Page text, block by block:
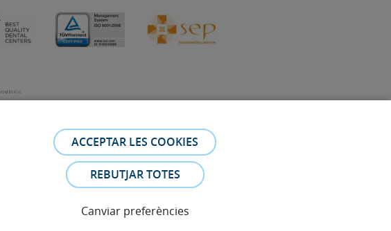
de referència. Les fotos i els testimonis dels pacients identificables que
Canviar preferències
REBUTJAR TOTES
ACCEPTAR LES COOKIES